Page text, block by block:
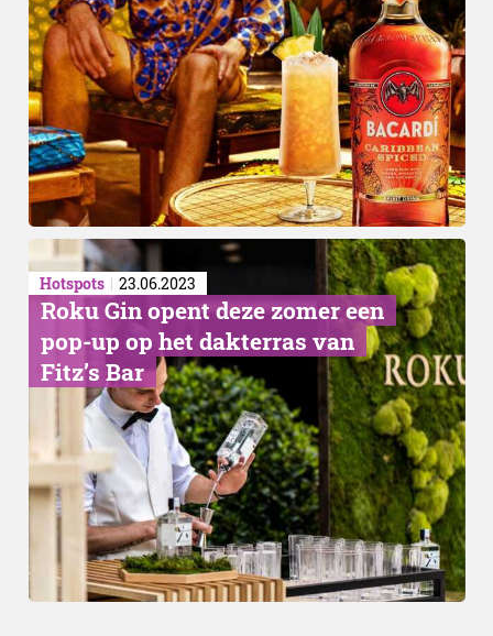
Hotspots 23.06.2023
Roku Gin opent deze zomer een
pop-up op het dakterras van
Fitz’s Bar